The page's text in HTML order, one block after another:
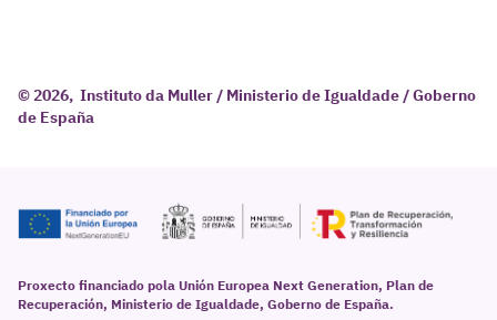
© 2026, Instituto da Muller / Ministerio de Igualdade / Goberno
de España
Proxecto financiado pola Unión Europea Next Generation, Plan de
Recuperación, Ministerio de Igualdade, Goberno de España.